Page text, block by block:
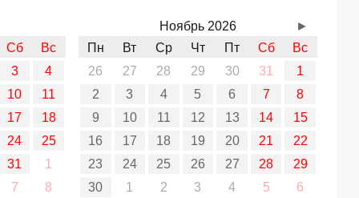
Сб
Вс
3
4
10
11
17
18
24
25
31
1
7
8
Ноябрь 2026
Пн
Вт Ср Чт Пт Сб
Вс
26
27 28 29 30 31
1
2
3 4 5 6 7
8
9
10 11 12 13 14
15
16
17 18 19 20 21
22
23
24 25 26 27 28
29
30
1 2 3 4 5 6
►